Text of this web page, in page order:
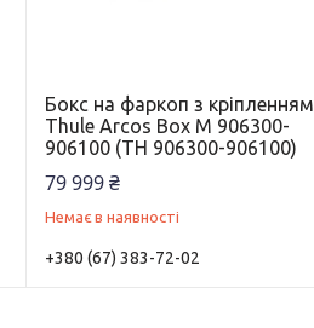
Бокс на фаркоп з кріпленням
Thule Arcos Box M 906300-
906100 (TH 906300-906100)
79 999 ₴
Немає в наявності
+380 (67) 383-72-02